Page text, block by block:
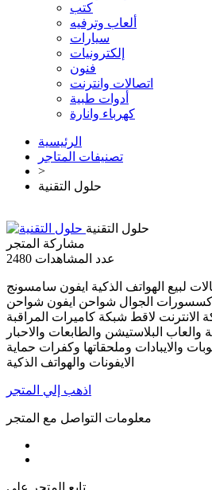
كتب
ألعاب وترفيه
سيارات
إلكترونيات
فنون
اتصالات وانترنت
أدوات طبية
كهرباء وانارة
الرئيسية
تصنيفات المتاجر
>
حلول التقنية
حلول التقنية
مشاركة المتجر
عدد المشاهدات 2480
لبيع الهواتف الذكية ايفون سامسونج
الجوال شواحن ايفون شواحن
الانترنت لاقط شبكة كاميرات المراقبة
البلاستيشن والطابعات والاحبار
والايبادات وملحقاتها وكفرات حماية
الايفونات والهواتف الذكية
اذهب إلي المتجر
معلومات التواصل مع المتجر
تابع المتجر على